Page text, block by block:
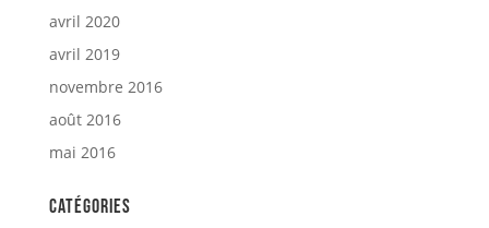
avril 2020
avril 2019
novembre 2016
août 2016
mai 2016
Catégories